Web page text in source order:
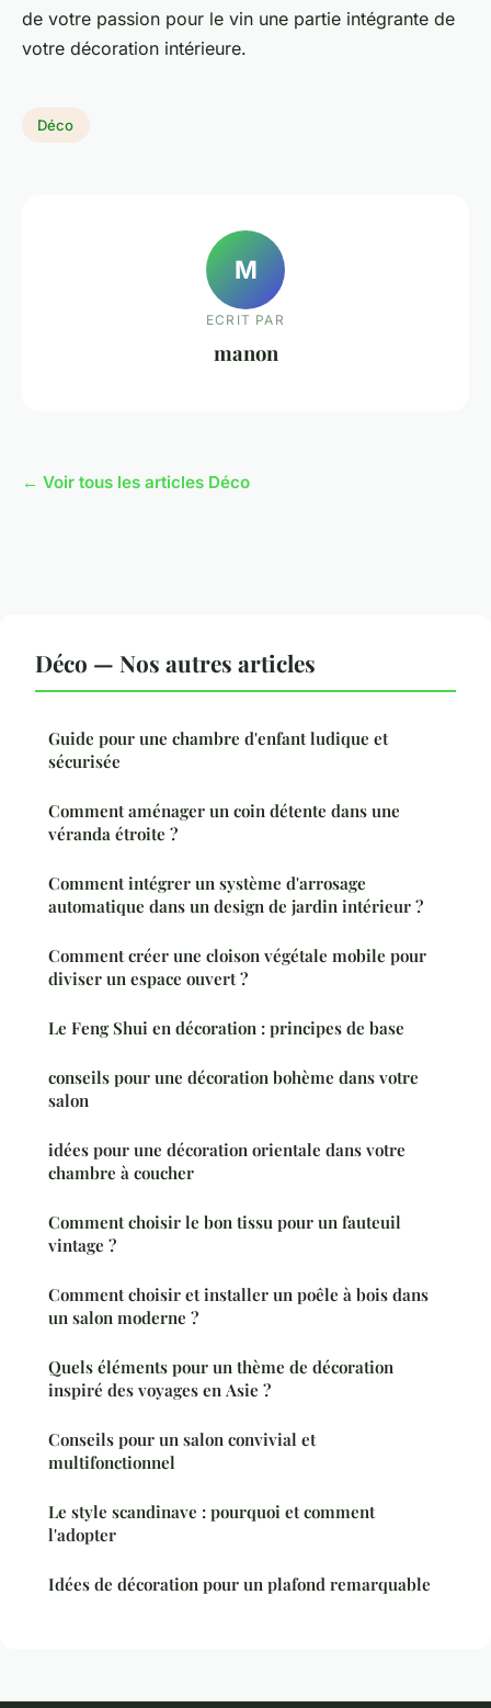
de votre passion pour le vin une partie intégrante de
votre décoration intérieure.
Déco
M
ECRIT PAR
manon
← Voir tous les articles Déco
Déco — Nos autres articles
Guide pour une chambre d'enfant ludique et
sécurisée
Comment aménager un coin détente dans une
véranda étroite ?
Comment intégrer un système d'arrosage
automatique dans un design de jardin intérieur ?
Comment créer une cloison végétale mobile pour
diviser un espace ouvert ?
Le Feng Shui en décoration : principes de base
conseils pour une décoration bohème dans votre
salon
idées pour une décoration orientale dans votre
chambre à coucher
Comment choisir le bon tissu pour un fauteuil
vintage ?
Comment choisir et installer un poêle à bois dans
un salon moderne ?
Quels éléments pour un thème de décoration
inspiré des voyages en Asie ?
Conseils pour un salon convivial et
multifonctionnel
Le style scandinave : pourquoi et comment
l'adopter
Idées de décoration pour un plafond remarquable